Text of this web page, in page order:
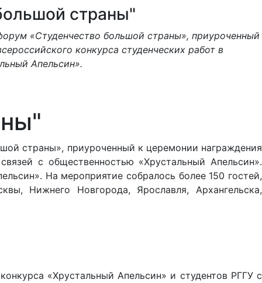
страны"
«Студенчество большой страны», приуроченный
конкурса студенческих работ в
Апельсин».
страны», приуроченный к церемонии награждения
с общественностью «Хрустальный Апельсин».
На мероприятие собралось более 150 гостей,
Нижнего Новгорода, Ярославля, Архангельска,
«Хрустальный Апельсин» и студентов РГГУ с